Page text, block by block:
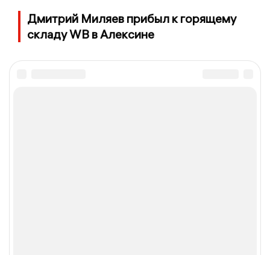
Дмитрий Миляев прибыл к горящему
складу WB в Алексине